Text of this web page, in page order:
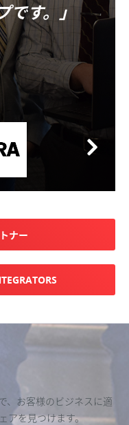
です。」
ナー
、お客様のビジネスに適
アを見つけます。